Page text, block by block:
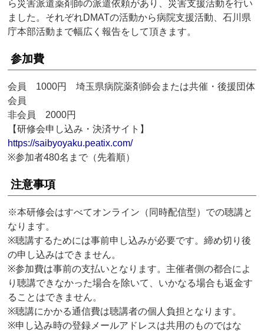
ら災害派遣薬剤師の派遣依頼があり、災害支援活動を行い
ました。それぞれDMATの活動から病院支援活動、石川県
庁本部活動まで幅広く報告をして頂きます。
参加費
会員 1000円 埼玉県病院薬剤師会または共催・後援団体
会員
非会員 2000円
【研修会申し込み・決済サイト】
https://saibyoyaku.peatix.com/
※参加者480名まで（先着順）
注意事項
※本研修会はすべてオンライン（同時配信型）での聴講と
なります。
※聴講するためには事前申し込みが必要です。締め切り後
の申し込みはできません。
※参加費は事前の支払いとなります。主催者側の都合によ
り聴講できなかった場合を除いて、いかなる場合も返金す
ることはできません。
※聴講にかかる通信費は聴講者の個人負担となります。
※申し込み時の登録メールアドレスは共用のものではな